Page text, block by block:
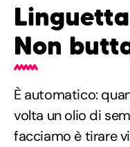
Non
È automatico:
volta un olio di
facciamo è tirare